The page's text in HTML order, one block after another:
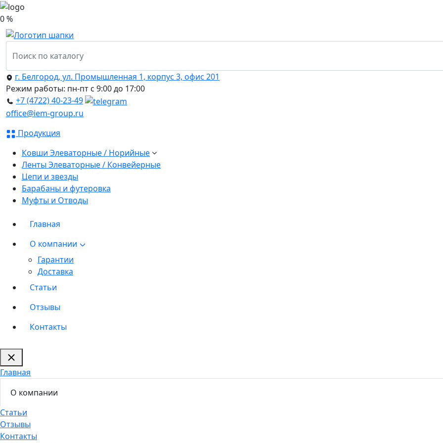
0 %
г. Белгород, ул. Промышленная 1, корпус 3, офис 201
Режим работы: пн-пт с 9:00 до 17:00
+7 (4722) 40-23-49
office@iem-group.ru
Продукция
Ковши Элеваторные / Норийные
Ленты Элеваторные / Конвейерные
Цепи и звезды
Барабаны и футеровка
Муфты и Отводы
Главная
О компании
Гарантии
Доставка
Статьи
Отзывы
Контакты
Главная
О компании
Статьи
Отзывы
Контакты